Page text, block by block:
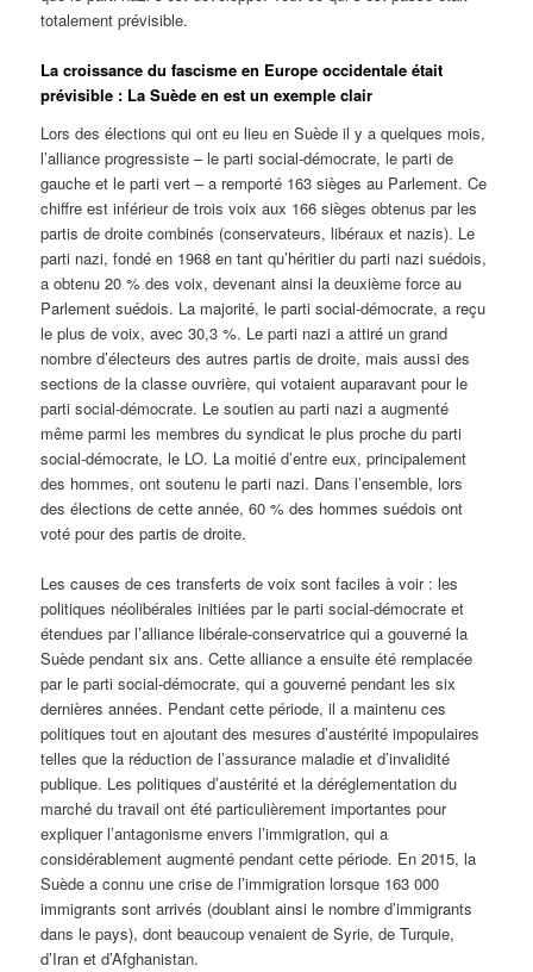
totalement prévisible.
La croissance du fascisme en Europe occidentale était
prévisible : La Suède en est un exemple clair
Lors des élections qui ont eu lieu en Suède il y a quelques mois,
l’alliance progressiste – le parti social-démocrate, le parti de
gauche et le parti vert – a remporté 163 sièges au Parlement. Ce
chiffre est inférieur de trois voix aux 166 sièges obtenus par les
partis de droite combinés (conservateurs, libéraux et nazis). Le
parti nazi, fondé en 1968 en tant qu’héritier du parti nazi suédois,
a obtenu 20 % des voix, devenant ainsi la deuxième force au
Parlement suédois. La majorité, le parti social-démocrate, a reçu
le plus de voix, avec 30,3 %. Le parti nazi a attiré un grand
nombre d’électeurs des autres partis de droite, mais aussi des
sections de la classe ouvrière, qui votaient auparavant pour le
parti social-démocrate. Le soutien au parti nazi a augmenté
même parmi les membres du syndicat le plus proche du parti
social-démocrate, le LO. La moitié d’entre eux, principalement
des hommes, ont soutenu le parti nazi. Dans l’ensemble, lors
des élections de cette année, 60 % des hommes suédois ont
voté pour des partis de droite.
Les causes de ces transferts de voix sont faciles à voir : les
politiques néolibérales initiées par le parti social-démocrate et
étendues par l’alliance libérale-conservatrice qui a gouverné la
Suède pendant six ans. Cette alliance a ensuite été remplacée
par le parti social-démocrate, qui a gouverné pendant les six
dernières années. Pendant cette période, il a maintenu ces
politiques tout en ajoutant des mesures d’austérité impopulaires
telles que la réduction de l’assurance maladie et d’invalidité
publique. Les politiques d’austérité et la déréglementation du
marché du travail ont été particulièrement importantes pour
expliquer l’antagonisme envers l’immigration, qui a
considérablement augmenté pendant cette période. En 2015, la
Suède a connu une crise de l’immigration lorsque 163 000
immigrants sont arrivés (doublant ainsi le nombre d’immigrants
dans le pays), dont beaucoup venaient de Syrie, de Turquie,
d’Iran et d’Afghanistan.